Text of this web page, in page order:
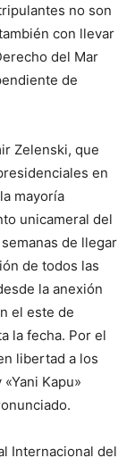
no son
con llevar
del Mar
de
Zelenski, que
en
mayoría
unicameral del
de llegar
de todos las
la anexión
el este de
la fecha. Por el
libertad a los
Kapu»
Internacional del